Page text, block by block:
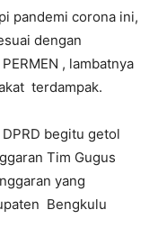
pandemi corona ini,
dengan
, lambatnya
terdampak.
begitu getol
Tim Gugus
yang
Bengkulu